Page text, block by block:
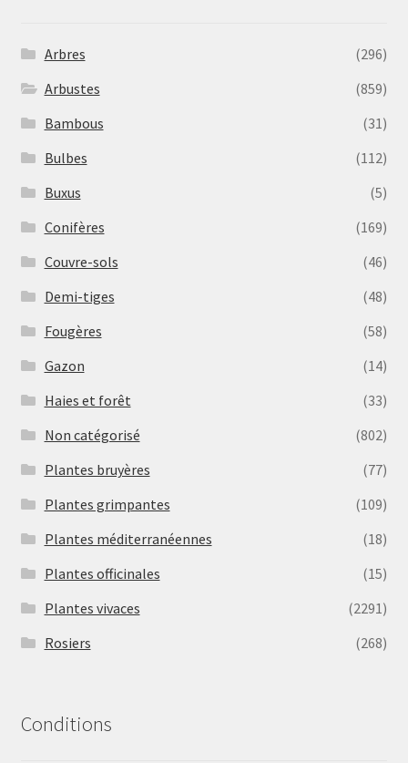
Arbres
(296)
Arbustes
(859)
Bambous
(31)
Bulbes
(112)
Buxus
(5)
Conifères
(169)
Couvre-sols
(46)
Demi-tiges
(48)
Fougères
(58)
Gazon
(14)
Haies et forêt
(33)
Non catégorisé
(802)
Plantes bruyères
(77)
Plantes grimpantes
(109)
Plantes méditerranéennes
(18)
Plantes officinales
(15)
Plantes vivaces
(2291)
Rosiers
(268)
Conditions